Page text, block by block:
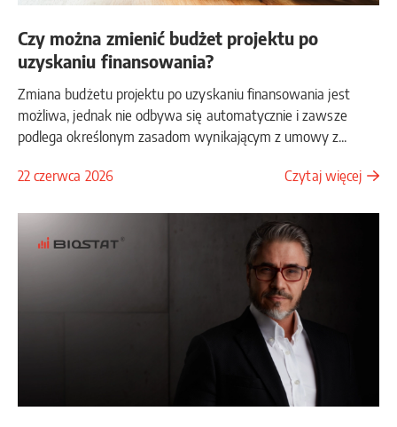
Czy można zmienić budżet projektu po
uzyskaniu finansowania?
Zmiana budżetu projektu po uzyskaniu finansowania jest
możliwa, jednak nie odbywa się automatycznie i zawsze
podlega określonym zasadom wynikającym z umowy z...
22 czerwca 2026 Czytaj więcej